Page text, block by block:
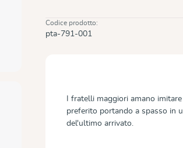
Codice prodotto:
pta-791-001
I fratelli maggiori amano
preferito portando a spasso in
del'ultimo arrivato.